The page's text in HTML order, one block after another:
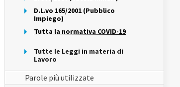
D.L.vo 165/2001 (Pubblico
Impiego)
Tutta la normativa COVID-19
Tutte le Leggi in materia di
Lavoro
Parole più utilizzate